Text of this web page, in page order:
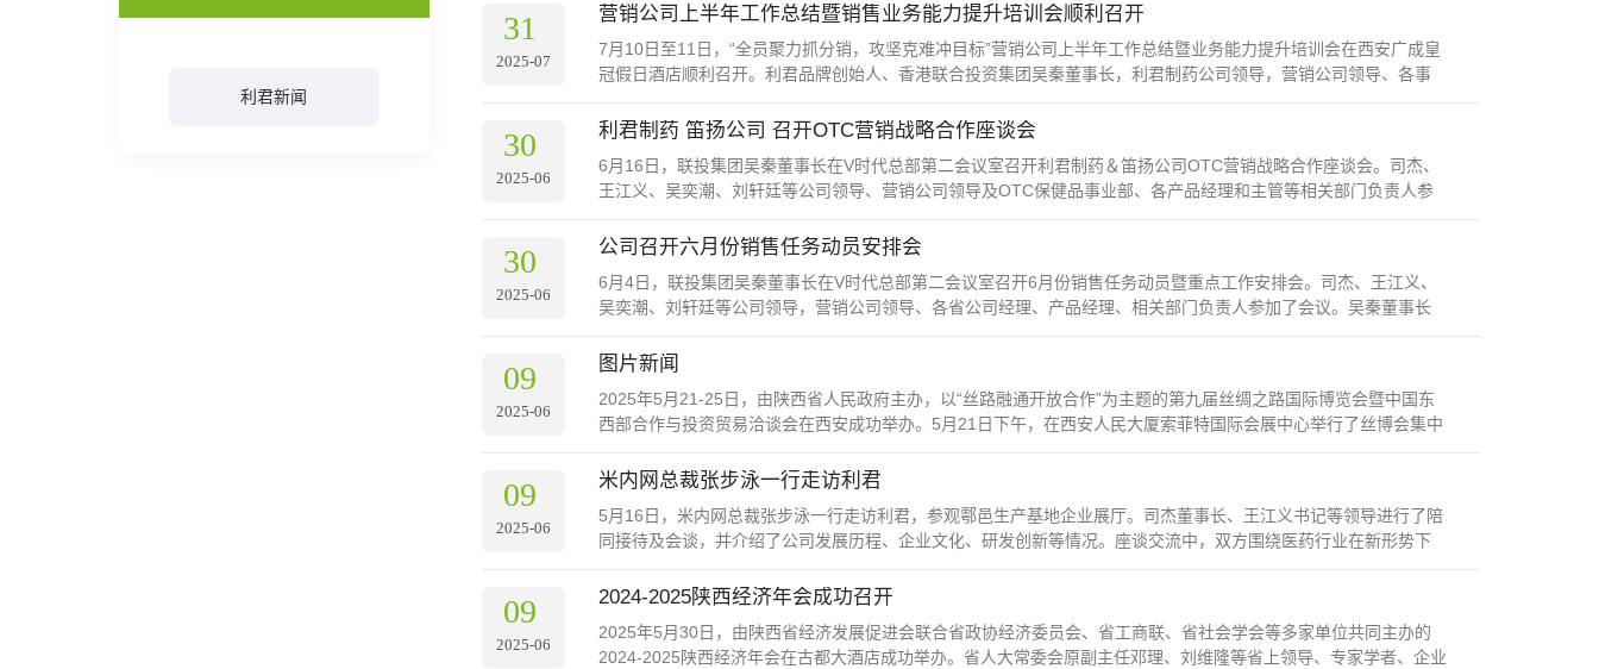
利君新闻
31
2025-07
营销公司上半年工作总结暨销售业务能力提升培训会顺利召开
7月10日至11日，“全员聚力抓分销，攻坚克难冲目标”营销公司上半年工作总结暨业务能力提升培训会在西安广成皇
冠假日酒店顺利召开。利君品牌创始人、香港联合投资集团吴秦董事长，利君制药公司领导，营销公司领导、各事
30
2025-06
利君制药 笛扬公司 召开OTC营销战略合作座谈会
6月16日，联投集团吴秦董事长在V时代总部第二会议室召开利君制药＆笛扬公司OTC营销战略合作座谈会。司杰、
王江义、吴奕潮、刘轩廷等公司领导、营销公司领导及OTC保健品事业部、各产品经理和主管等相关部门负责人参
30
2025-06
公司召开六月份销售任务动员安排会
6月4日，联投集团吴秦董事长在V时代总部第二会议室召开6月份销售任务动员暨重点工作安排会。司杰、王江义、
吴奕潮、刘轩廷等公司领导，营销公司领导、各省公司经理、产品经理、相关部门负责人参加了会议。吴秦董事长
09
2025-06
图片新闻
2025年5月21-25日，由陕西省人民政府主办，以“丝路融通开放合作”为主题的第九届丝绸之路国际博览会暨中国东
西部合作与投资贸易洽谈会在西安成功举办。5月21日下午，在西安人民大厦索菲特国际会展中心举行了丝博会集中
09
2025-06
米内网总裁张步泳一行走访利君
5月16日，米内网总裁张步泳一行走访利君，参观鄠邑生产基地企业展厅。司杰董事长、王江义书记等领导进行了陪
同接待及会谈，并介绍了公司发展历程、企业文化、研发创新等情况。座谈交流中，双方围绕医药行业在新形势下
09
2025-06
2024-2025陕西经济年会成功召开
2025年5月30日，由陕西省经济发展促进会联合省政协经济委员会、省工商联、省社会学会等多家单位共同主办的
2024-2025陕西经济年会在古都大酒店成功举办。省人大常委会原副主任邓理、刘维隆等省上领导、专家学者、企业